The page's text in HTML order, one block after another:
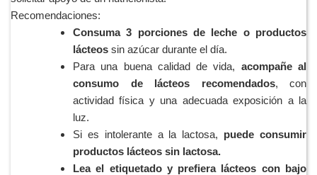
Recomendaciones:
Consuma 3 porciones de leche o productos
lácteos sin azúcar durante el día.
Para una buena calidad de vida, acompañe al
consumo de lácteos recomendados, con
actividad física y una adecuada exposición a la
luz.
Si es intolerante a la lactosa, puede consumir
productos lácteos sin lactosa.
Lea el etiquetado y prefiera lácteos con bajo